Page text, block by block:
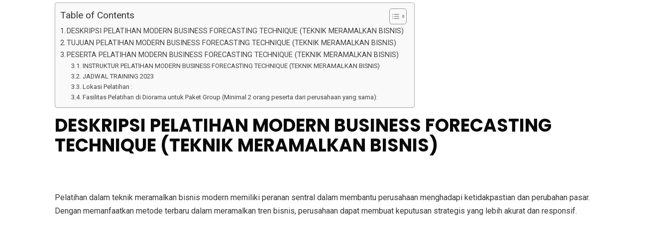
Table of Contents
DESKRIPSI PELATIHAN MODERN BUSINESS FORECASTING TECHNIQUE (TEKNIK MERAMALKAN BISNIS)
TUJUAN PELATIHAN MODERN BUSINESS FORECASTING TECHNIQUE (TEKNIK MERAMALKAN BISNIS)
PESERTA PELATIHAN MODERN BUSINESS FORECASTING TECHNIQUE (TEKNIK MERAMALKAN BISNIS)
INSTRUKTUR PELATIHAN MODERN BUSINESS FORECASTING TECHNIQUE (TEKNIK MERAMALKAN BISNIS)
JADWAL TRAINING 2023
Lokasi Pelatihan :
Fasilitas Pelatihan di Diorama untuk Paket Group (Minimal 2 orang peserta dari perusahaan yang sama):
DESKRIPSI PELATIHAN MODERN BUSINESS FORECASTING
TECHNIQUE (TEKNIK MERAMALKAN BISNIS)
Pelatihan dalam teknik meramalkan bisnis modern memiliki peranan sentral dalam membantu perusahaan menghadapi ketidakpastian dan perubahan pasar.
Dengan memanfaatkan metode terbaru dalam meramalkan tren bisnis, perusahaan dapat membuat keputusan strategis yang lebih akurat dan responsif.